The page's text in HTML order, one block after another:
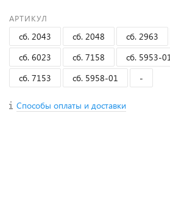
АРТИКУЛ
сб. 2043 сб. 2048 сб. 2963
сб. 6023
сб. 7158 сб. 5953-
сб. 7153
сб. 5958-01 -
Способы оплаты и доставки